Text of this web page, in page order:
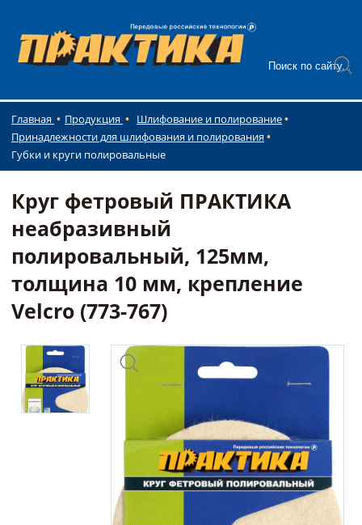
Главная Продукция
Шлифование и полирование
Принадлежности для шлифования и полирования
Губки и круги полировальные
Круг фетровый ПРАКТИКА
неабразивный
полировальный, 125мм,
толщина 10 мм, крепление
Velcro (773-767)